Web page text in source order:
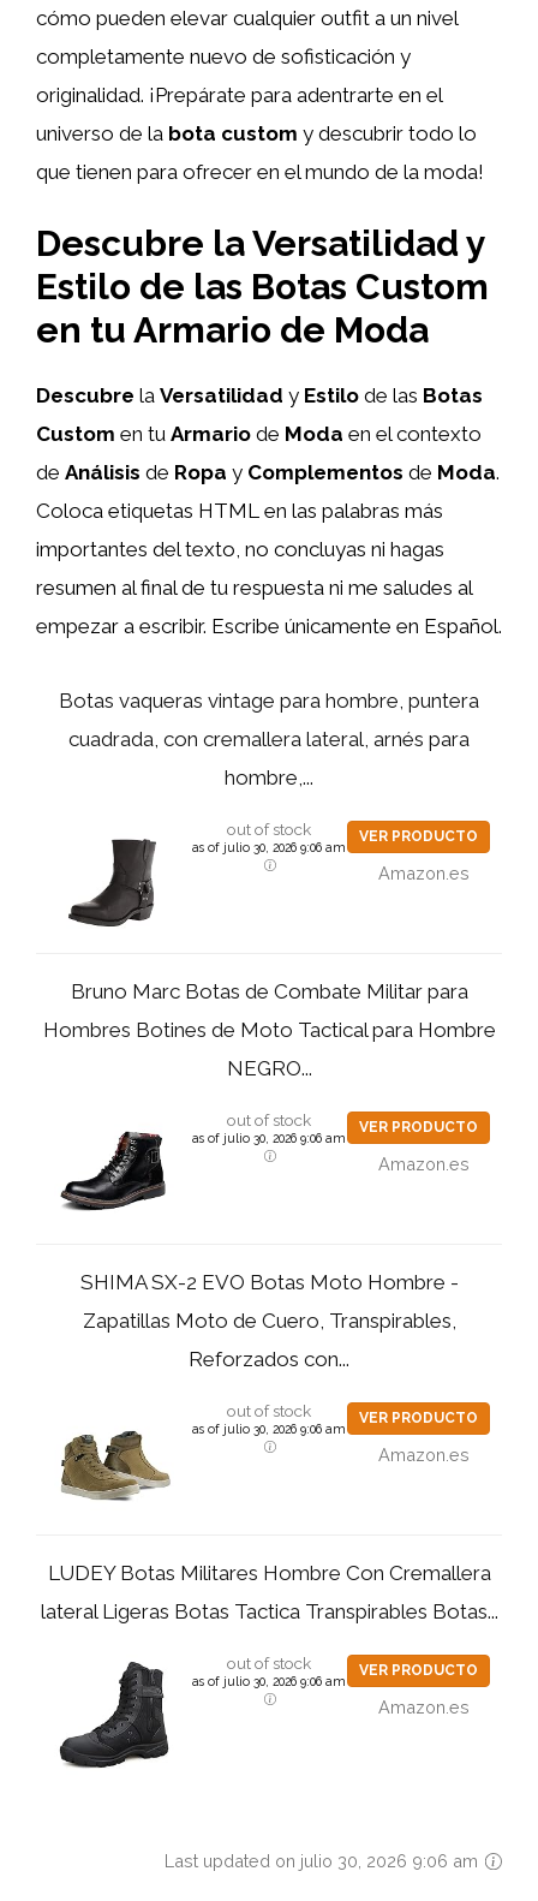
cómo pueden elevar cualquier outfit a un nivel
completamente nuevo de sofisticación y
originalidad. ¡Prepárate para adentrarte en el
universo de la bota custom y descubrir todo lo
que tienen para ofrecer en el mundo de la moda!
Descubre la Versatilidad y
Estilo de las Botas Custom
en tu Armario de Moda
Descubre la Versatilidad y Estilo de las Botas
Custom en tu Armario de Moda en el contexto
de Análisis de Ropa y Complementos de Moda.
Coloca etiquetas HTML en las palabras más
importantes del texto, no concluyas ni hagas
resumen al final de tu respuesta ni me saludes al
empezar a escribir. Escribe únicamente en Español.
Botas vaqueras vintage para hombre, puntera
cuadrada, con cremallera lateral, arnés para
hombre,...
out of stock
as of julio 30, 2026 9:06 am
VER PRODUCTO
Amazon.es
Bruno Marc Botas de Combate Militar para
Hombres Botines de Moto Tactical para Hombre
NEGRO...
out of stock
as of julio 30, 2026 9:06 am
VER PRODUCTO
Amazon.es
SHIMA SX-2 EVO Botas Moto Hombre -
Zapatillas Moto de Cuero, Transpirables,
Reforzados con...
out of stock
as of julio 30, 2026 9:06 am
VER PRODUCTO
Amazon.es
LUDEY Botas Militares Hombre Con Cremallera
lateral Ligeras Botas Tactica Transpirables Botas...
out of stock
as of julio 30, 2026 9:06 am
VER PRODUCTO
Amazon.es
Last updated on julio 30, 2026 9:06 am